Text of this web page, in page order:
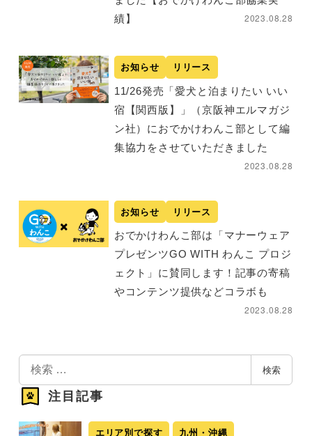
績】
2023.08.28
お知らせ リリース
11/26発売「愛犬と泊まりたい いい
宿【関西版】」（京阪神エルマガジ
ン社）におでかけわんこ部として編
集協力をさせていただきました
2023.08.28
お知らせ リリース
おでかけわんこ部は「マナーウェア
プレゼンツGO WITH わんこ プロジ
ェクト」に賛同します！記事の寄稿
やコンテンツ提供などコラボも
2023.08.28
索
検索
注目記事
エリア別で探す 九州・沖縄